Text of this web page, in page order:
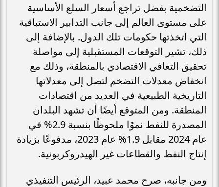
التضخمية بفضل تراجع أسعار السلع الأساسية
على مستوى العالم إلى جانب التدابير الاستباقية
التي اتخذتها حكومات تلك الدول. بالإضافة إلى
ذلك، تشير التوقعات المستقبلية إلى مواصلة
تحقيق التعافي الاقتصادي بالمنطقة، وذلك مع
انخفاض معدلات التضخم لتصل إلى معدلاتها
التاريخية الطبيعية في العديد من اقتصادات
المنطقة. ومن المتوقع أيضًا أن تشهد البلدان
المصدرة للنفط نموًا ملحوظًا بنسبة 2.9% في
عام 2024 مقابل 1.9% عام 2023، مدفوعًا بزيادة
إنتاج النفط والقطاعات غير الهيدروكربونية.
ومن جانبه، صرح محمد عبيد، الرئيس التنفيذي